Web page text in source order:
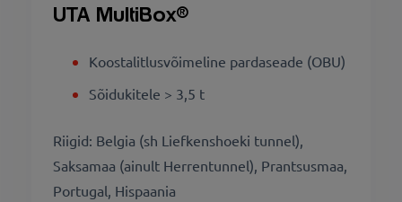
UTA MultiBox®
Koostalitlusvõimeline pardaseade (OBU)
Sõidukitele > 3,5 t
Riigid: Belgia (sh Liefkenshoeki tunnel),
Saksamaa (ainult Herrentunnel), Prantsusmaa,
Portugal, Hispaania